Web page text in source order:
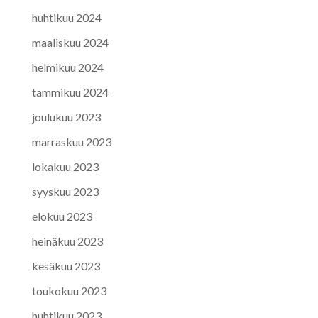
huhtikuu 2024
maaliskuu 2024
helmikuu 2024
tammikuu 2024
joulukuu 2023
marraskuu 2023
lokakuu 2023
syyskuu 2023
elokuu 2023
heinäkuu 2023
kesäkuu 2023
toukokuu 2023